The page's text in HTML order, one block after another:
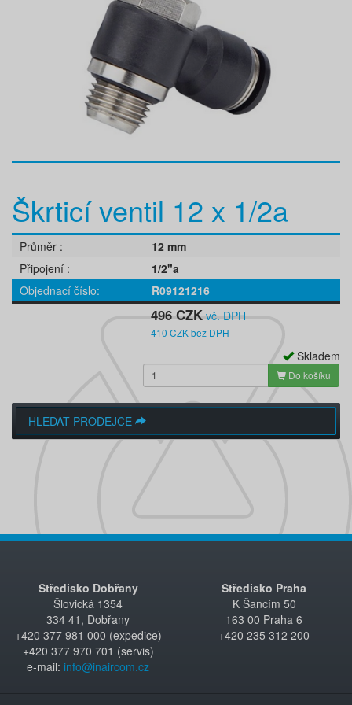
Škrticí ventil 12 x 1/2a
Průměr
12 mm
Připojení
1/2"a
Objednací číslo
R09121216
496 CZK vč. DPH
410 CZK bez DPH
Skladem
Do košíku
HLEDAT PRODEJCE
Středisko Dobřany
Šlovická 1354
334 41, Dobřany
+420 377 981 000 (expedice)
+420 377 970 701 (servis)
e-mail: info@inaircom.cz
Středisko Praha
K Šancím 50
163 00 Praha 6
+420 235 312 200